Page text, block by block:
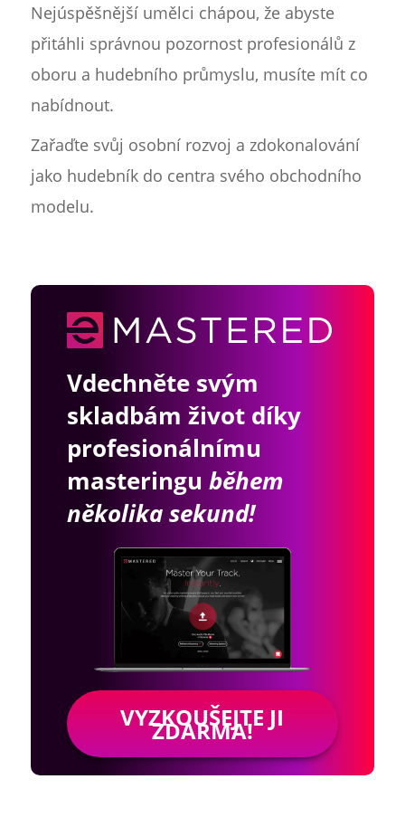
Nejúspěšnější umělci chápou, že abyste
přitáhli správnou pozornost profesionálů z
oboru a hudebního průmyslu, musíte mít co
nabídnout.
Zařaďte svůj osobní rozvoj a zdokonalování
jako hudebník do centra svého obchodního
modelu.
Vdechněte svým
skladbám život díky
profesionálnímu
masteringu během
několika sekund!
VYZKOUŠEJTE JI
ZDARMA!